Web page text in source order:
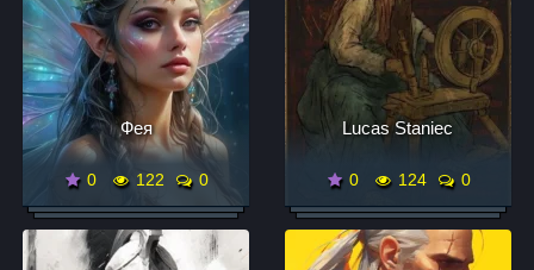
Фея
0 122 0
Lucas Staniec
0 124 0